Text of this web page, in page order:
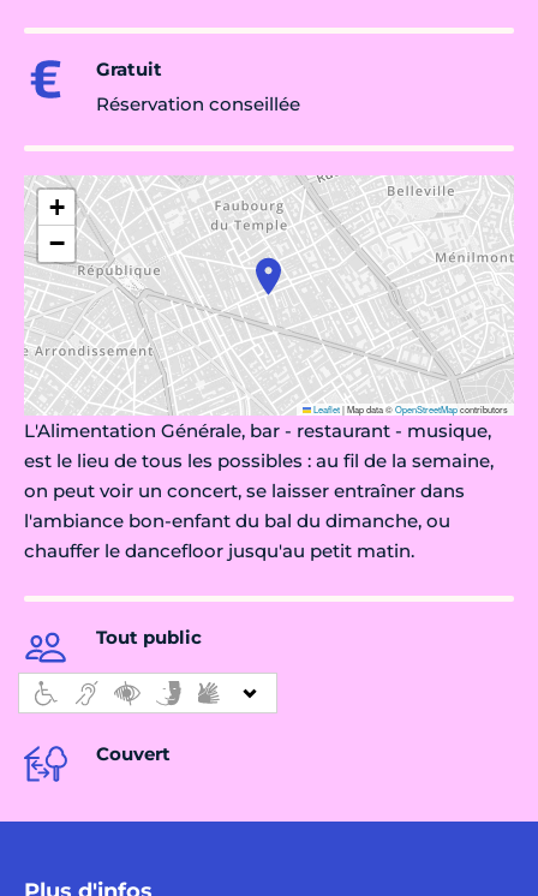
Gratuit
Réservation conseillée
+
−
Leaflet|Map data ©OpenStreetMapcontributors
L'Alimentation Générale, bar - restaurant - musique,
est le lieu de tous les possibles : au fil de la semaine,
on peut voir un concert, se laisser entraîner dans
l'ambiance bon-enfant du bal du dimanche, ou
chauffer le dancefloor jusqu'au petit matin.
Tout public
Couvert